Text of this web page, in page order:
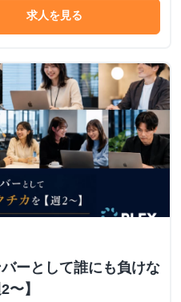
求人を見る
ーとして誰にも負けな
】